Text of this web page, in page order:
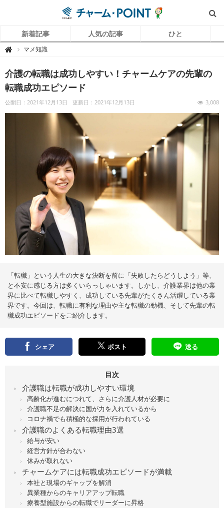
新着記事 人気の記事 ひと
 チ
P
O
I
N
（
ャ
ア
ル
え
る
情
報
ア
マメ知識
介護の転職は成功しやすい！チャームケアの先輩の
転職成功エピソード
公開日：2021年12月13日 更新日：2021年12月13日 3,008
「転職」という人生の大きな決断を前に「失敗したらどうしよう」等、
と不安に感じる方は多くいらっしゃいます。しかし、介護業界は他の業
界に比べて転職しやすく、成功している先輩がたくさん活躍している業
界です。今回は、転職に有利な理由や主な転職の動機、そして先輩の転
職成功エピソードをご紹介します。
シェア ポスト 送る
目次
介護職は転職が成功しやすい環境
高齢化が進むにつれて、さらに介護人材が必要に
介護職不足の解決に国が力を入れているから
コロナ禍でも積極的な採用が行われている
介護職のよくある転職理由3選
給与が安い
経営方針が合わない
休みが取れない
チャームケアには転職成功エピソードが満載
本社と現場のギャップを解消
異業種からのキャリアアップ転職
療養型施設からの転職でリーダーに昇格